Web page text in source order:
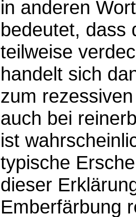
in anderen
bedeutet, dass
teilweise
handelt sich
zum
auch bei
ist
typische
dieser
Emberfärbung